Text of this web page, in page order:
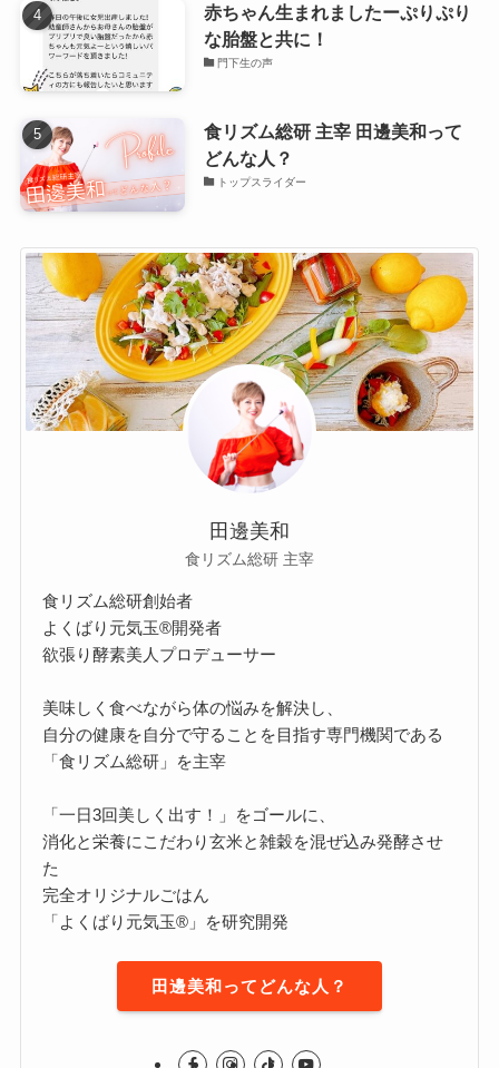
赤ちゃん生まれましたーぷりぷり
な胎盤と共に！
門下生の声
食リズム総研 主宰 田邊美和って
どんな人？
トップスライダー
田邊美和
食リズム総研 主宰
食リズム総研創始者
よくばり元気玉®開発者
欲張り酵素美人プロデューサー
美味しく食べながら体の悩みを解決し、
自分の健康を自分で守ることを目指す専門機関である
「食リズム総研」を主宰
「一日3回美しく出す！」をゴールに、
消化と栄養にこだわり玄米と雑穀を混ぜ込み発酵させ
た
完全オリジナルごはん
「よくばり元気玉®」を研究開発
田邊美和ってどんな人？